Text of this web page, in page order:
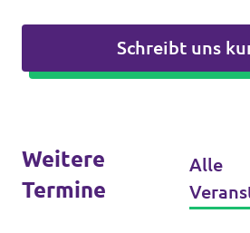
Schreibt uns
Weitere
Termine
Alle